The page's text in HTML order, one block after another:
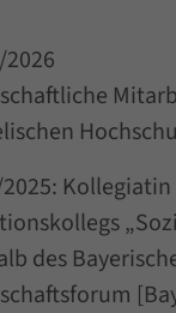
Kollegiatin
des